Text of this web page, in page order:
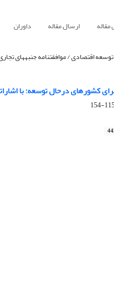
ارسال مقاله داوران
اقتصادی / موافقتنامه جنبههای
کشورهای درحال توسعه: با
115-